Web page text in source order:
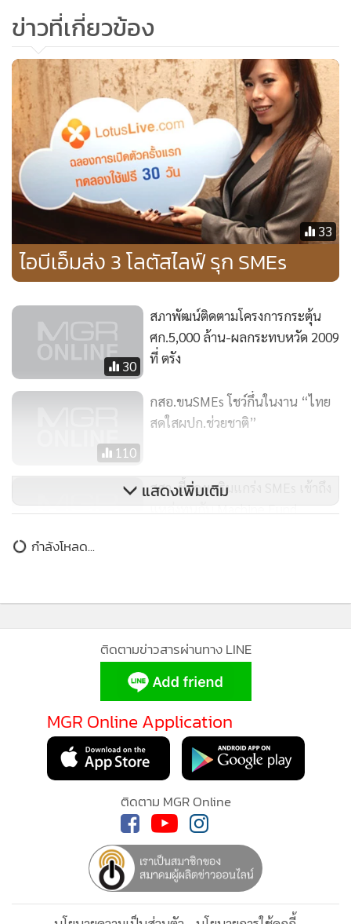
ข่าวที่เกี่ยวข้อง
33
ไอบีเอ็มส่ง 3 โลตัสไลฟ์ รุก SMEs
30
สภาพัฒน์ติดตามโครงการกระตุ้น
ศก.5,000 ล้าน-ผลกระทบหวัด 2009
ที่ ตรัง
110
กสอ.ขนSMEs โชว์กึ๋นในงาน “ไทย
สดใสผปก.ช่วยชาติ”
สสว. ชี้ช่องเสริมแกร่ง SMEs เข้าถึง
แหล่งทุนกับ Machine Fund
แสดงเพิ่มเติม
กำลังโหลด...
ติดตามข่าวสารผ่านทาง LINE
MGR Online Application
ติดตาม MGR Online
MGR Online ใช้คุกกี้ (Cookies)
MGR Online ใช้คุกกี้ เพื่อจัดการข้อมูลส่วนบุคคลเพื่อนำเสนอ
ประสบการณ์คอนเทนต์ที่ดีที่สุดให้กับผู้อ่านบนเว็บไซต์ และ
เงื่อนไขการใช้งานเว็บไซต์
รับทราบ